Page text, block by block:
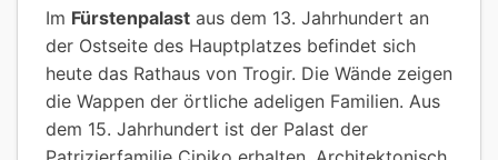
Im Fürstenpalast aus dem 13. Jahrhundert an
der Ostseite des Hauptplatzes befindet sich
heute das Rathaus von Trogir. Die Wände zeigen
die Wappen der örtliche adeligen Familien. Aus
dem 15. Jahrhundert ist der Palast der